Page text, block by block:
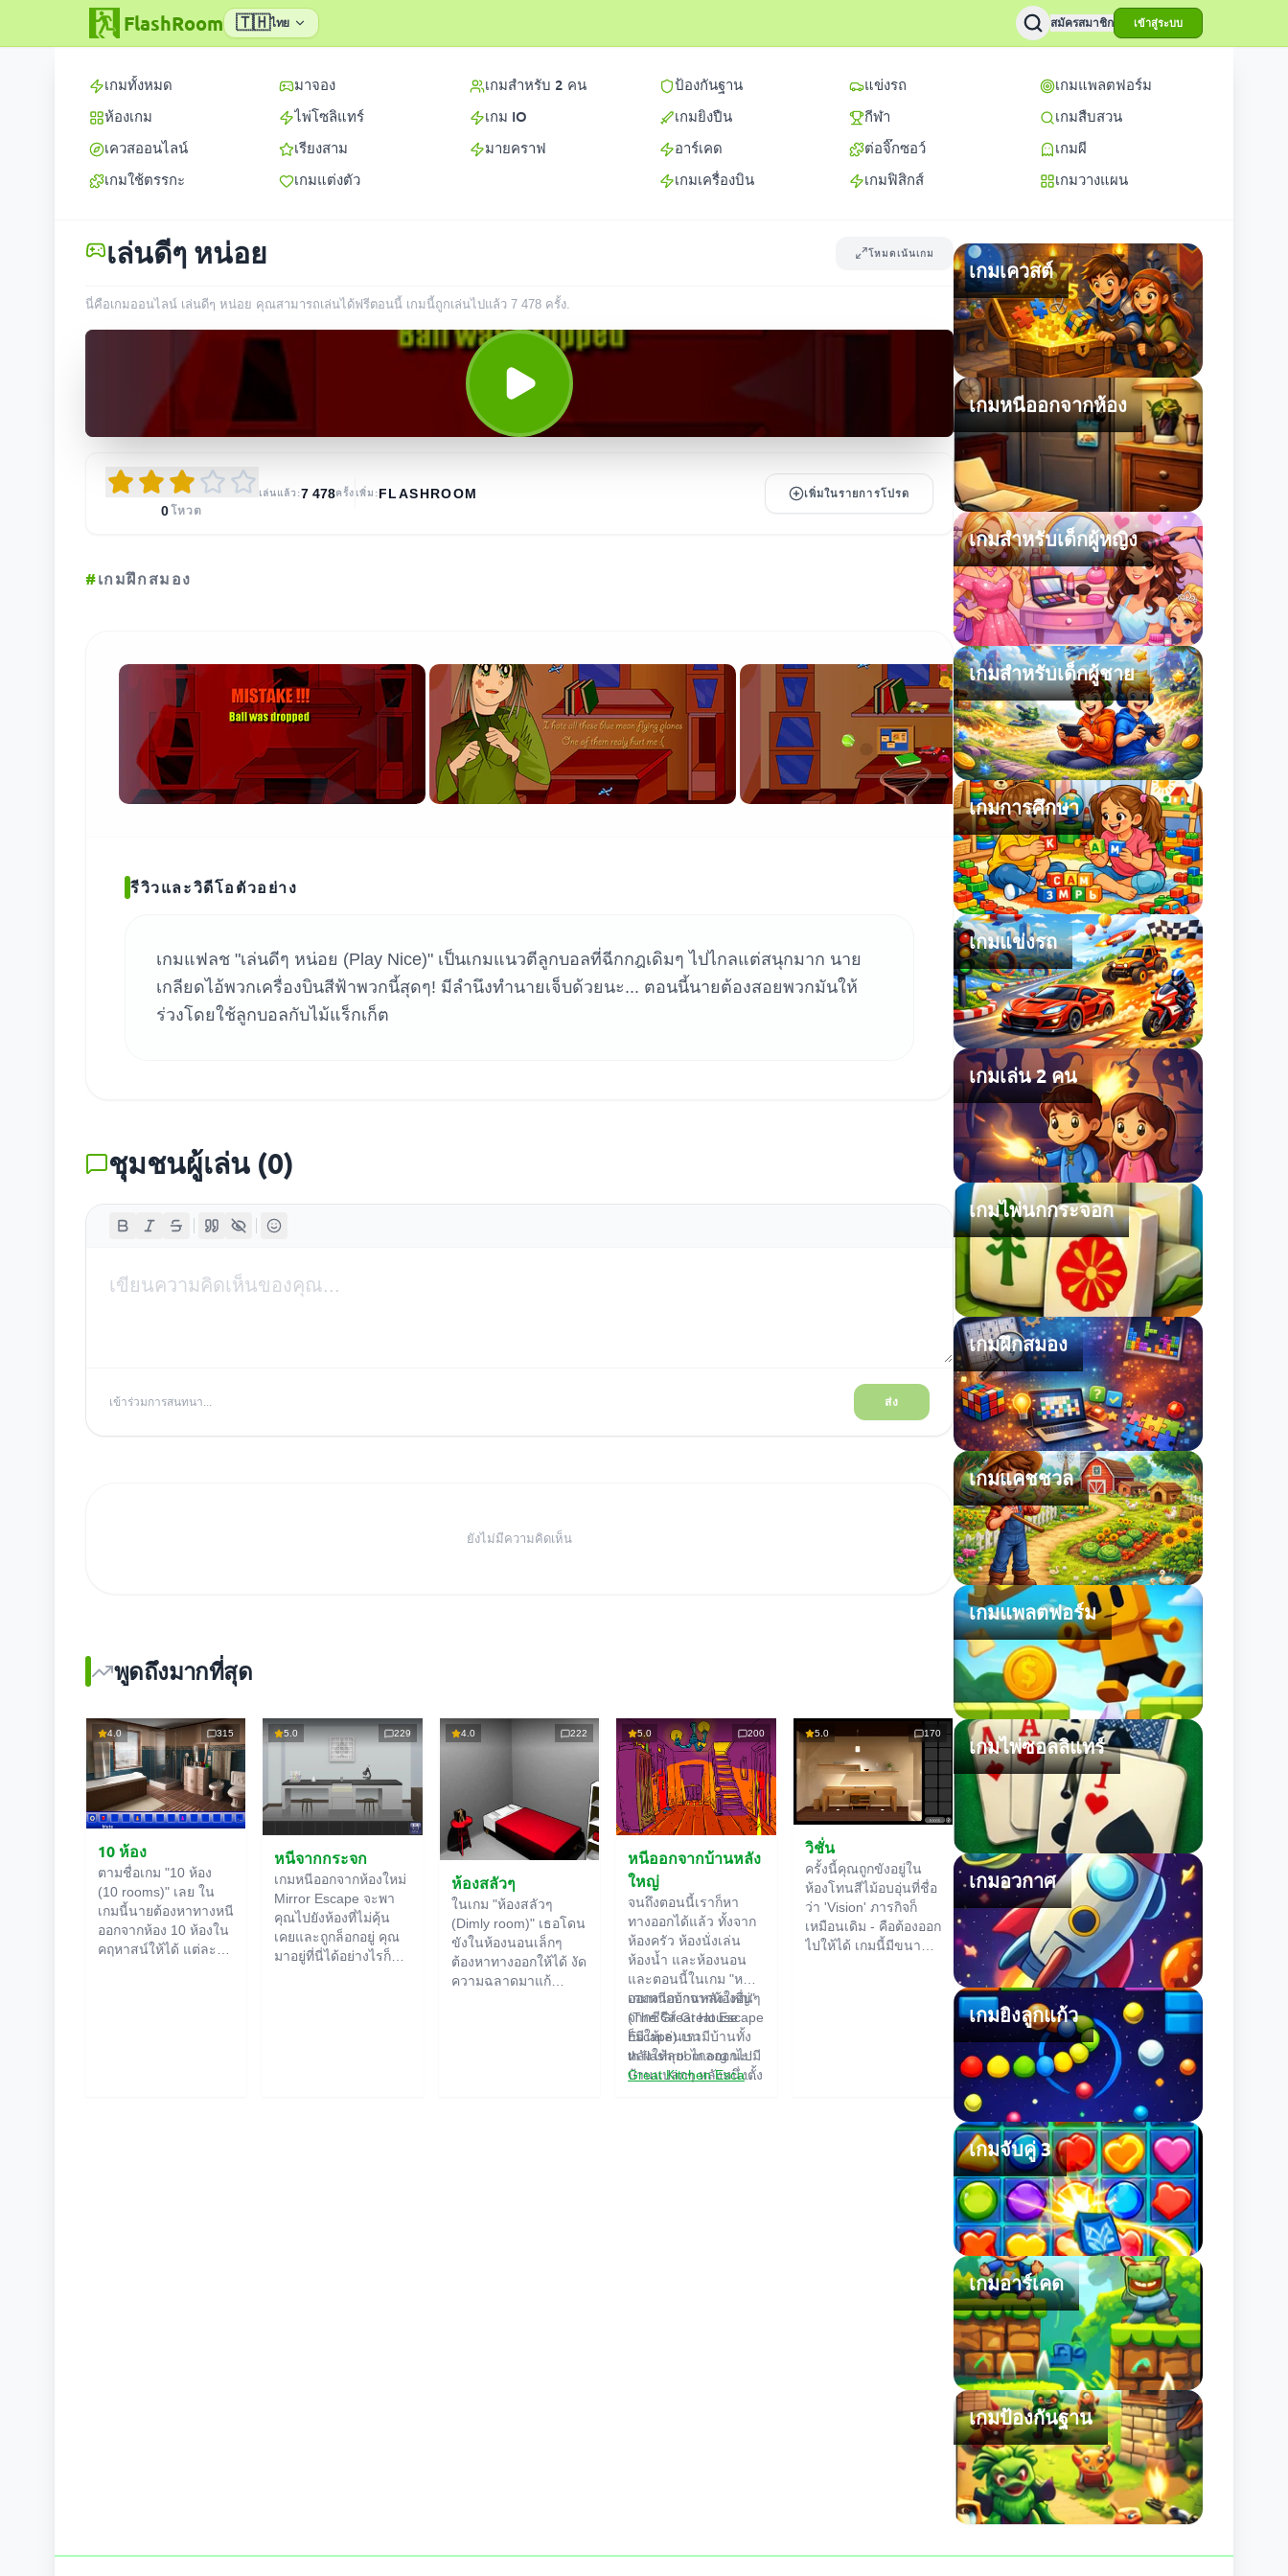
FlashRoom 🇹🇭ไทย สมัครสมาชิก เข้าสู่ระบบ
ค้นหาเกม
เกมทั้งหมด
ห้องเกม
เควสออนไลน์
เกมใช้ตรรกะ
มาจอง
ไพ่โซลิแทร์
เรียงสาม
เกมแต่งตัว
เกมสำหรับ 2 คน
เกม IO
มายคราฟ
ป้องกันฐาน
เกมยิงปืน
อาร์เคด
เกมเครื่องบิน
แข่งรถ
กีฬา
ต่อจิ๊กซอว์
เกมฟิสิกส์
เกมแพลตฟอร์ม
เกมสืบสวน
เกมผี
เกมวางแผน
เล่นดีๆ หน่อย โหมดเน้นเกม
นี่คือเกมออนไลน์ เล่นดีๆ หน่อย คุณสามารถเล่นได้ฟรีตอนนี้ เกมนี้ถูกเล่นไปแล้ว 7 478 ครั้ง.
0โหวต
เล่นแล้ว:7 478ครั้ง เพิ่ม:FLASHROOM เพิ่มในรายการโปรด
#เกมฝึกสมอง
รีวิวและวิดีโอตัวอย่าง
เกมแฟลช "เล่นดีๆ หน่อย (Play Nice)" เป็นเกมแนวตีลูกบอลที่ฉีกกฎเดิมๆ ไปไกลแต่สนุกมาก นาย
เกลียดไอ้พวกเครื่องบินสีฟ้าพวกนี้สุดๆ! มีลำนึงทำนายเจ็บด้วยนะ... ตอนนี้นายต้องสอยพวกมันให้
ร่วงโดยใช้ลูกบอลกับไม้แร็กเก็ต
ชุมชนผู้เล่น (0)
เข้าร่วมการสนทนา... ส่ง
ยังไม่มีความคิดเห็น
พูดถึงมากที่สุด
4.0 315
10 ห้อง
ตามชื่อเกม "10 ห้อง
(10 rooms)" เลย ใน
เกมนี้นายต้องหาทางหนี
ออกจากห้อง 10 ห้องใน
คฤหาสน์ให้ได้ แต่ละ
5.0 229
หนีจากกระจก
เกมหนีออกจากห้องใหม่
Mirror Escape จะพา
คุณไปยังห้องที่ไม่คุ้น
เคยและถูกล็อกอยู่ คุณ
มาอยู่ที่นี่ได้อย่างไรก็
4.0 222
ห้องสลัวๆ
ในเกม "ห้องสลัวๆ
(Dimly room)" เธอโดน
ขังในห้องนอนเล็กๆ
ต้องหาทางออกให้ได้ งัด
ความฉลาดมาแก้
5.0 200
หนีออกจากบ้านหลัง
ใหญ่
จนถึงตอนนี้เราก็หา
ทางออกได้แล้ว ทั้งจาก
ห้องครัว ห้องนั่งเล่น
ห้องน้ำ และห้องนอน
และตอนนี้ในเกม "หนี
ออกจากบ้านหลังใหญ่"
(The Great House
Escape) เรามีบ้านทั้ง
หลังให้ลุย! ไกลออกไปมี
บ้านแปลกๆ หลังหนึ่งตั้ง
เกมหนีออกจากห้องอื่นๆ
จากซีรีส์ Great Escape
ก็มีให้เล่นบน
th.flashroom.org นะ:
Great Kitchen Escape
5.0 170
วิชั่น
ครั้งนี้คุณถูกขังอยู่ใน
ห้องโทนสีไม้อบอุ่นที่ชื่อ
ว่า 'Vision' ภารกิจก็
เหมือนเดิม - คือต้องออก
ไปให้ได้ เกมนี้มีขนาด
เกมเควสต์
เกมหนีออกจากห้อง
เกมสำหรับเด็กผู้หญิง
เกมสำหรับเด็กผู้ชาย
เกมการศึกษา
เกมแข่งรถ
เกมเล่น 2 คน
เกมไพ่นกกระจอก
เกมฝึกสมอง
เกมแคชชวล
เกมแพลตฟอร์ม
เกมไพ่ซอลลิแทร์
เกมอวกาศ
เกมยิงลูกแก้ว
เกมจับคู่ 3
เกมอาร์เคด
เกมป้องกันฐาน